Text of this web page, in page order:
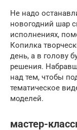
Не надо
новогодний шар
исполнениях,
Копилка
день, а в голову
решения.
над тем, чтобы
тематическое
моделей.
мастер-